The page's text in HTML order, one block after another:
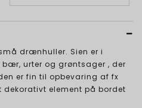
drænhuller. Sien er i
urter og grøntsager , der
er fin til opbevaring af fx
element på bordet